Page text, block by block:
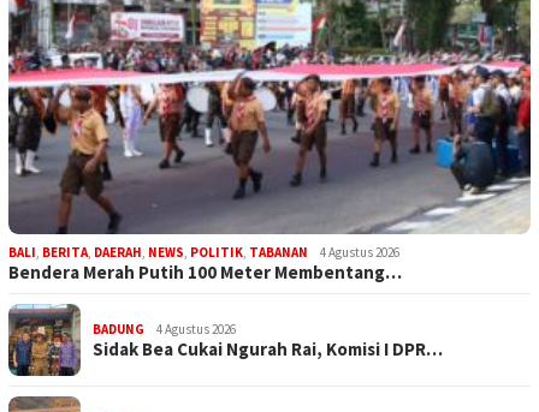
BALI, BERITA, DAERAH, NEWS, POLITIK, TABANAN 4 Agustus 2026
Bendera Merah Putih 100 Meter Membentang…
BADUNG 4 Agustus 2026
Sidak Bea Cukai Ngurah Rai, Komisi I DPR…